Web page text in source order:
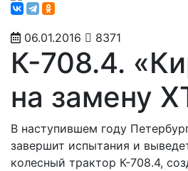
06.01.2016 8371
К-708.4.
на замену
В наступившем году
завершит испытания и
колесный трактор К-708.4,